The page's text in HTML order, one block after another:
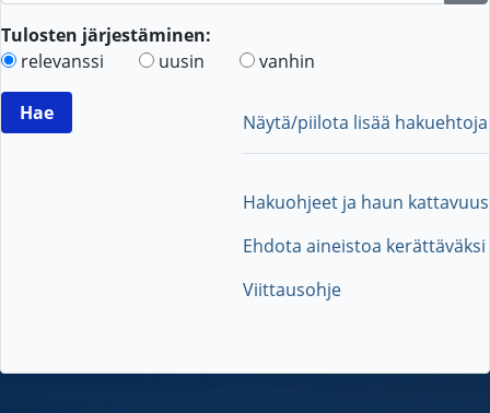
Tulosten järjestäminen:
relevanssi
uusin vanhin
Näytä/piilota lisää hakuehtoja
Hakuohjeet ja haun kattavuus
Ehdota aineistoa kerättäväksi
Viittausohje